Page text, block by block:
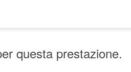
questa prestazione.